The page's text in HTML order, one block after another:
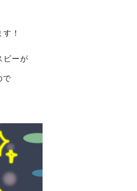
！
ビーが
で